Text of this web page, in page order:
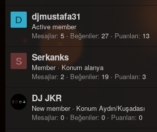
D djmustafa31
Active member
Mesajlar 5 Beğeniler 27 Puanları 13
S Serkanks
Member ·Konum alanya
Mesajlar 2 Beğeniler 19 Puanları 3
DJ JKR
New member · Konum Aydın/Kuşadası
Mesajlar 0 Beğeniler 0 Puanları 0